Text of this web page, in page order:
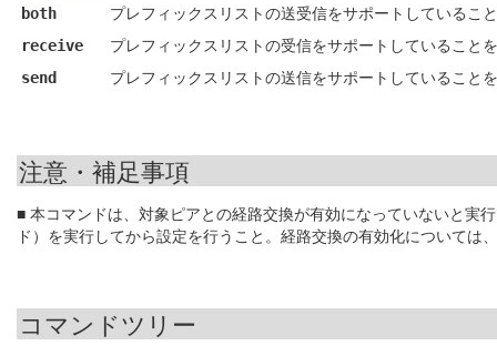
both プレフィックスリストの送受信をサポートしているこ
receive プレフィックスリストの受信をサポートしていること
send プレフィックスリストの送信をサポートしていること
注意・補足事項
■ 本コマンドは、対象ピアとの経路交換が有効になっていないと実
ド）を実行してから設定を行うこと。経路交換の有効化については、
コマンドツリー